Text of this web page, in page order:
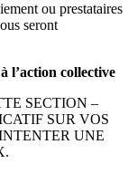
ou prestataires
seront
l’action collective
SECTION –
SUR VOS
UNE